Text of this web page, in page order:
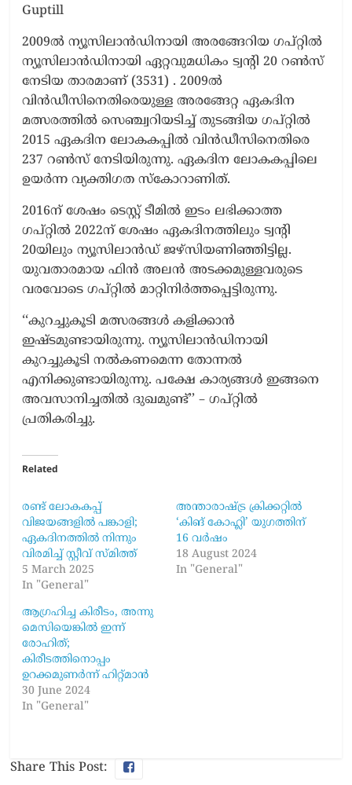
Guptill
2009ൽ ന്യൂസിലാൻഡിനായി അരങ്ങേറിയ ഗപ്റ്റിൽ
ന്യൂസിലാൻഡിനായി ഏറ്റവുമധികം ട്വന്റി 20 റൺസ്
നേടിയ താരമാണ് (3531) . 2009ൽ
വിൻഡീസിനെതിരെയുള്ള അരങ്ങേറ്റ ഏകദിന
മത്സരത്തിൽ സെഞ്ച്വറിയടിച്ച് തുടങ്ങിയ ഗപ്റ്റിൽ
2015 ഏകദിന ലോകകപ്പിൽ വിൻഡീസിനെതിരെ
237 റൺസ് നേടിയിരുന്നു. ഏകദിന ലോകകപ്പിലെ
ഉയർന്ന വ്യക്തിഗത സ്കോറാണിത്.
2016ന് ശേഷം ടെസ്റ്റ് ടീമിൽ ഇടം ലഭിക്കാത്ത
ഗപ്റ്റിൽ 2022ന് ശേഷം ഏകദിനത്തിലും ട്വന്റി
20യിലും ന്യൂസിലാൻഡ് ജഴ്സിയണിഞ്ഞിട്ടില്ല.
യുവതാരമായ ഫിൻ അലൻ അടക്കമുള്ളവരുടെ
വരവോടെ ഗപ്റ്റിൽ മാറ്റിനിർത്തപ്പെട്ടിരുന്നു.
‘‘കുറച്ചുകൂടി മത്സരങ്ങൾ കളിക്കാൻ
ഇഷ്ടമുണ്ടായിരുന്നു. ന്യൂസിലാൻഡിനായി
കുറച്ചുകൂടി നൽകണമെന്ന തോന്നൽ
എനിക്കുണ്ടായിരുന്നു. പക്ഷേ കാര്യങ്ങൾ ഇങ്ങനെ
അവസാനിച്ചതിൽ ദുഖമുണ്ട്’’ – ഗപ്റ്റിൽ
പ്രതികരിച്ചു.
Related
രണ്ട് ലോകകപ്പ്
വിജയങ്ങളിൽ പങ്കാളി;
ഏകദിനത്തിൽ നിന്നും
വിരമിച്ച് സ്റ്റീവ് സ്മിത്ത്
5 March 2025
In "General"
അന്താരാഷ്ട്ര ക്രിക്കറ്റിൽ
‘കിങ് കോഹ്ലി’ യു​ഗത്തിന്
16 വർഷം
18 August 2024
In "General"
ആഗ്രഹിച്ച കിരീടം, അന്നു
മെസിയെങ്കിൽ ഇന്ന്
രോഹിത്;
കിരീടത്തിനൊപ്പം
ഉറക്കമുണർന്ന് ഹിറ്റ്മാൻ
30 June 2024
In "General"
Share This Post: